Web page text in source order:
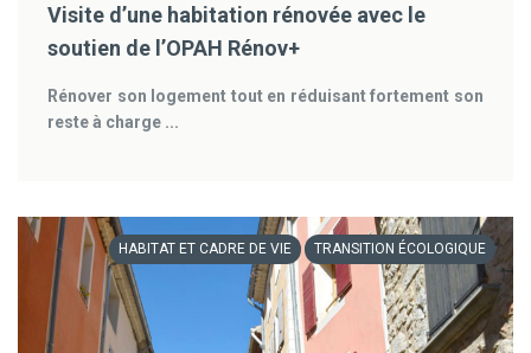
Visite d’une habitation rénovée avec le
soutien de l’OPAH Rénov+
Rénover son logement tout en réduisant fortement son
reste à charge ...
HABITAT ET CADRE DE VIE TRANSITION ÉCOLOGIQUE